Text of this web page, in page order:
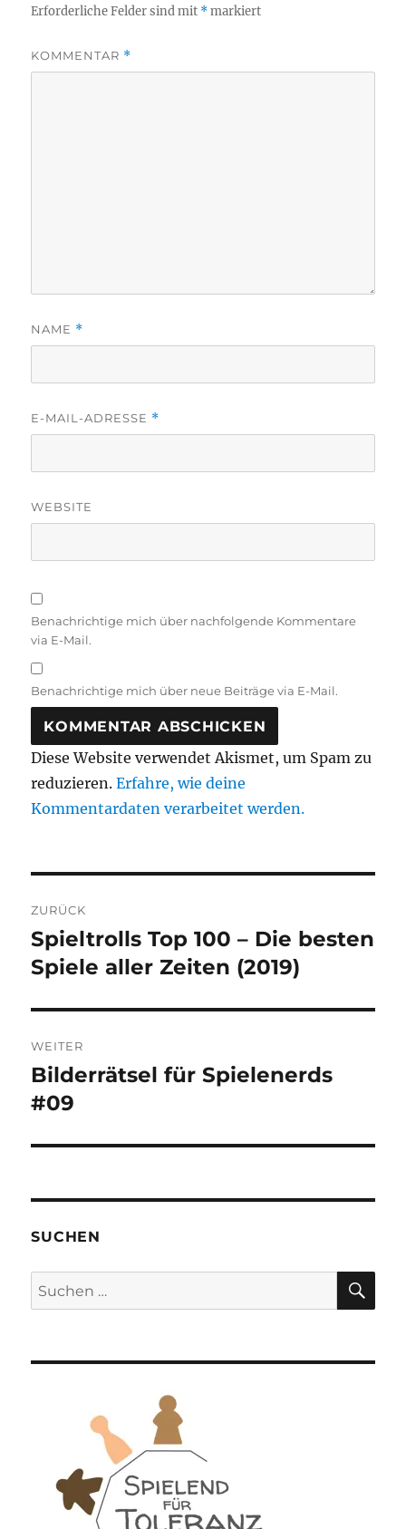
Erforderliche Felder sind mit *markiert
KOMMENTAR *
NAME *
E-MAIL-ADRESSE *
WEBSITE
Benachrichtige mich über nachfolgende Kommentare
via E-Mail.
Benachrichtige mich über neue Beiträge via E-Mail.
Diese Website verwendet Akismet, um Spam zu
reduzieren.Erfahre, wie deine
Kommentardaten verarbeitet werden.
ZURÜCK
Vorheriger
Beitrag:
Spieltrolls Top 100 – Die besten
Spiele aller Zeiten (2019)
WEITER
Nächster
Beitrag:
Bilderrätsel für Spielenerds
#09
SUCHEN
Suchen
nach: